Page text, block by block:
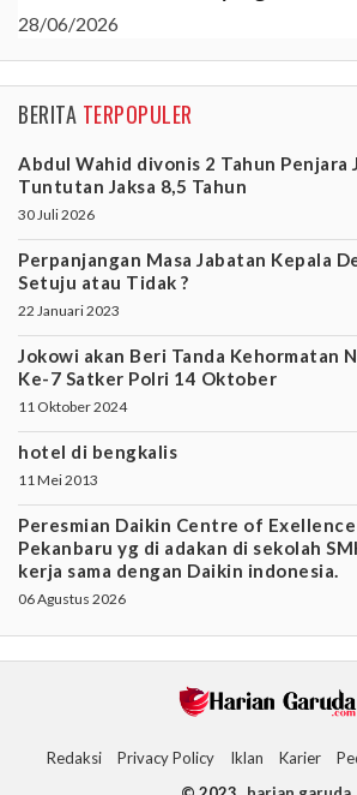
28/06/2026
BERITA TERPOPULER
Abdul Wahid divonis 2 Tahun Penjara
Tuntutan Jaksa 8,5 Tahun
30 Juli 2026
Perpanjangan Masa Jabatan Kepala
Setuju atau Tidak ?
22 Januari 2023
Jokowi akan Beri Tanda Kehormatan
Ke-7 Satker Polri 14 Oktober
11 Oktober 2024
hotel di bengkalis
11 Mei 2013
Peresmian Daikin Centre of
Pekanbaru yg di adakan di sekolah
kerja sama dengan Daikin indonesia.
06 Agustus 2026
Redaksi Privacy Policy Iklan Karier